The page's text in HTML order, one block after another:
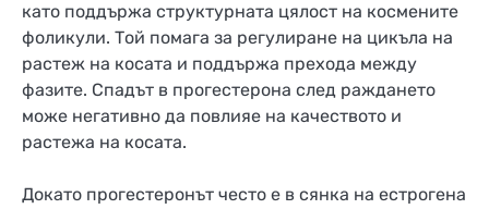
като поддържа структурната цялост на космените
фоликули. Той помага за регулиране на цикъла на
растеж на косата и поддържа прехода между
фазите. Спадът в прогестерона след раждането
може негативно да повлияе на качеството и
растежа на косата.
Докато прогестеронът често е в сянка на естрогена